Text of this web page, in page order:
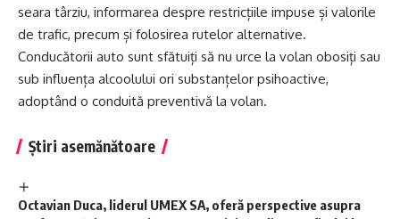
seara târziu, informarea despre restricțiile impuse și valorile
de trafic, precum și folosirea rutelor alternative.
Conducătorii auto sunt sfătuiți să nu urce la volan obosiți sau
sub influența alcoolului ori substanțelor psihoactive,
adoptând o conduită preventivă la volan.
Știri asemănătoare
Octavian Duca, liderul UMEX SA, oferă perspective asupra